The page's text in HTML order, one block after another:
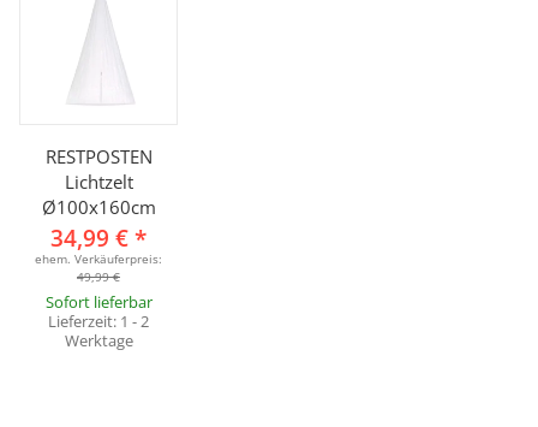
RESTPOSTEN
Lichtzelt
Ø100x160cm
34,99 €*
ehem. Verkäuferpreis:
49,99 €
Sofort lieferbar
Lieferzeit: 1 - 2
Werktage